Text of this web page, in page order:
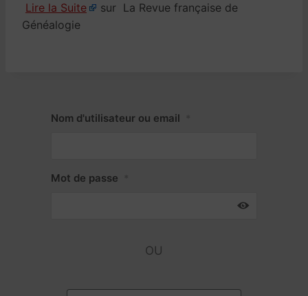
Lire la Suite
sur La Revue française de
Généalogie
Nom d'utilisateur ou email
Mot de passe
OU